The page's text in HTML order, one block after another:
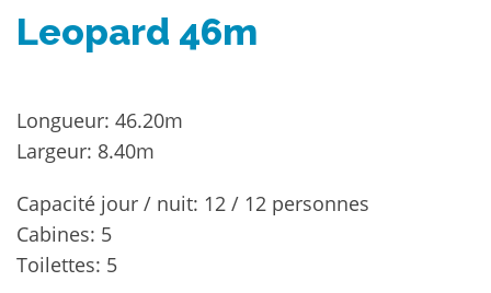
Leopard 46m
Longueur: 46.20m
Largeur: 8.40m
Capacité jour / nuit: 12 / 12 personnes
Cabines: 5
Toilettes: 5